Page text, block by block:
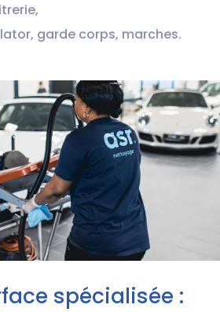
garde corps, marches.
spécialisée :